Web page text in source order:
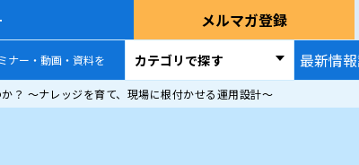
メルマガ登録
ナー・動画・資料を カテゴリで探す 最新情
？ ～ナレッジを育て、現場に根付かせる運用設計～